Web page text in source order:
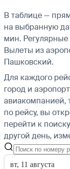
В таблице —
на выбранную
мин.
Вылеты из
Пашковский.
Для каждого
город и
авиакомпанией,
по рейсу, вы
перейти к
другой день,
вт, 11 августа